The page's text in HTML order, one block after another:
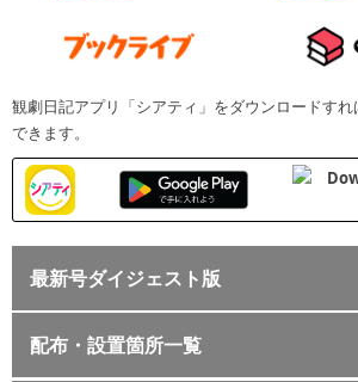
観劇日記アプリ「シアティ」をダウンロードす
できます。
最新号ダイジェスト版
配布・設置箇所一覧